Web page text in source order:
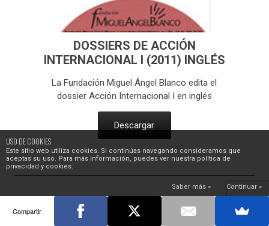
USO DE COOKIES
Este sitio web utiliza cookies. Si continúas navegando consideramos que
aceptas su uso. Para más información, puedes ver nuestra política de
privacidad y cookies.
Saber más » Continuar »
DOSSIERS DE ACCIÓN
INTERNACIONAL I (2011) INGLÉS
La Fundación Miguel Ángel Blanco edita el
dossier Acción Internacional I en inglés
Descargar
Compartir